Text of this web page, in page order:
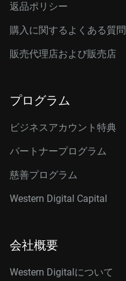
返品ポリシー
購入に関するよくある質問
販売代理店および販売店
プログラム
ビジネスアカウント特典
パートナープログラム
慈善プログラム
Western Digital Capital
会社概要
Western Digitalについて